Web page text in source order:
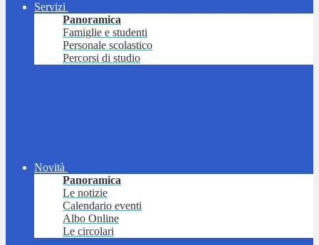
Servizi
Panoramica
Famiglie e studenti
Personale scolastico
Percorsi di studio
Novità
Panoramica
Le notizie
Calendario eventi
Albo Online
Le circolari